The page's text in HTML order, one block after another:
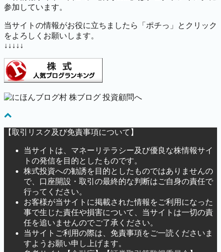
参加しています。
当サイトの情報がお役に立ちましたら「ポチっ」とクリック
をよろしくお願いします。
↓↓↓↓↓
【取引リスク及び免責事項について】
当サイトは、マネーリテラシー及び優良な株情報サイ
トの発信を目的としたものです。
株式投資への勧誘を目的としたものではありませんの
で、口座開設・取引の最終的な判断はご自身の責任で
行ってください。
お客様が当サイトに掲載された情報をご利用になった
事で生じた責任や損害について、当サイトは一切の責
任を追いませんのでご了承ください。
当サイトご利用の際は、免責事項をご一読くださいま
すようお願い申し上げます。